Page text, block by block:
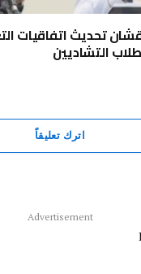
تحديث اتفاقيات
التشاديين
اترك تعليقاً
Advertisement